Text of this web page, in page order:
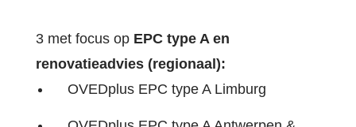
3 met focus op EPC type A en
renovatieadvies (regionaal):
OVEDplus EPC type A Limburg